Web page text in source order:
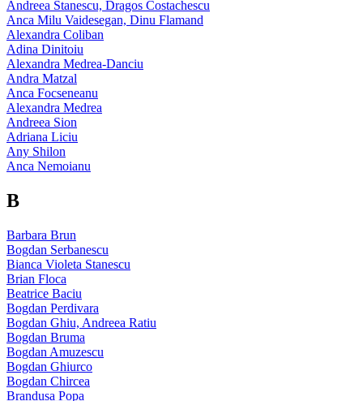
Andreea Stanescu, Dragos Costachescu
Anca Milu Vaidesegan, Dinu Flamand
Alexandra Coliban
Adina Dinitoiu
Alexandra Medrea-Danciu
Andra Matzal
Anca Focseneanu
Alexandra Medrea
Andreea Sion
Adriana Liciu
Any Shilon
Anca Nemoianu
B
Barbara Brun
Bogdan Serbanescu
Bianca Violeta Stanescu
Brian Floca
Beatrice Baciu
Bogdan Perdivara
Bogdan Ghiu, Andreea Ratiu
Bogdan Bruma
Bogdan Amuzescu
Bogdan Ghiurco
Bogdan Chircea
Brandusa Popa